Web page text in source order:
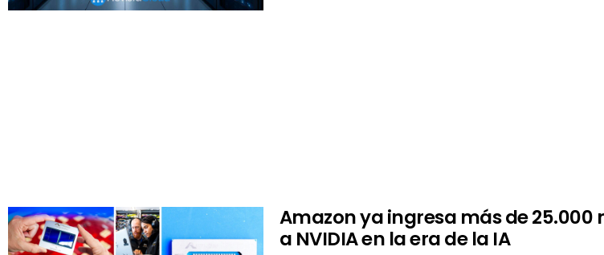
Amazon ya ingresa más de
a NVIDIA en la era de la IA